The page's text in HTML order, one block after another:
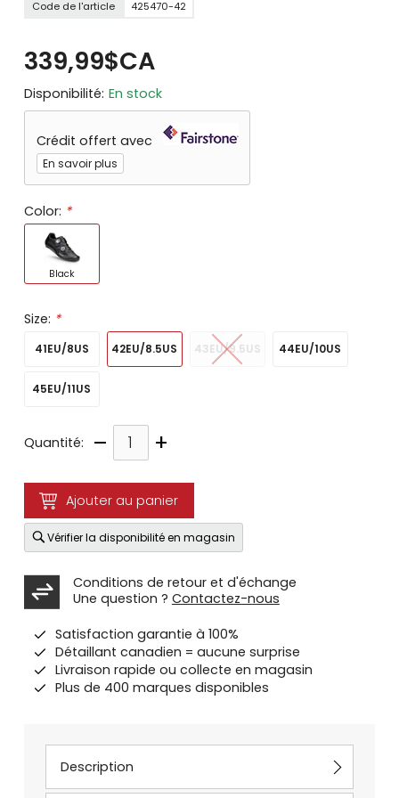
Code de l'article 425470-42
339,99$CA
Disponibilité: En stock
Crédit offert avec
En savoir plus
Color: *
Black
Size: *
41EU/8US 42EU/8.5US 43EU/9.5US 44EU/10US
45EU/11US
Quantité: – +
Ajouter au panier
Vérifier la disponibilité en magasin
Conditions de retour et d'échange
Une question ? Contactez-nous
Satisfaction garantie à 100%
Détaillant canadien = aucune surprise
Livraison rapide ou collecte en magasin
Plus de 400 marques disponibles
Description